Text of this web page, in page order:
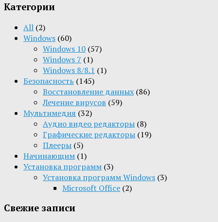
Категории
All (2)
Windows (60)
Windows 10 (57)
Windows 7 (1)
Windows 8/8.1 (1)
Безопасность (145)
Восстановление данных (86)
Лечение вирусов (59)
Мультимедия (32)
Aудио видео редакторы (8)
Графические редакторы (19)
Плееры (5)
Начинающим (1)
Установка программ (3)
Установка программ Windows (3)
Microsoft Office (2)
Свежие записи